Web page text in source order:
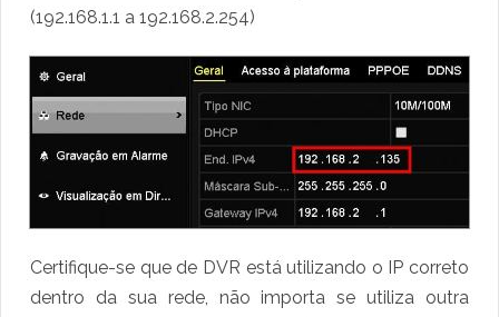
(192.168.1.1 a 192.168.2.254)
Certifique-se que de DVR está utilizando o IP correto
dentro da sua rede, não importa se utiliza outra